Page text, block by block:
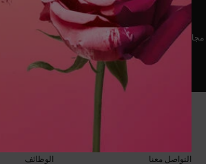
التواصل معنا​
الوظائف